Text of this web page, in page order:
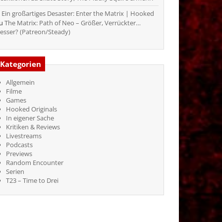
Ein großartiges Desaster: Enter the Matrix | Hooked
The Matrix: Path of Neo – Größer, Verrückter…
(Patreon/Steady)
Kategorien
Allgemein
Filme
Games
Hooked Originals
In eigener Sache
Kritiken & Reviews
Livestreams
Podcasts
Previews
Random Encounter
Serien
T23 – Time to Drei